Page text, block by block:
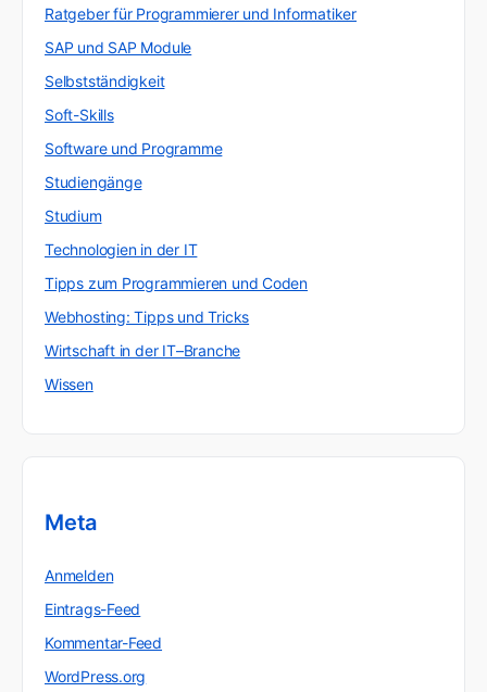
Ratgeber für Programmierer und Informatiker
SAP und SAP Module
Selbstständigkeit
Soft-Skills
Software und Programme
Studiengänge
Studium
Technologien in der IT
Tipps zum Programmieren und Coden
Webhosting: Tipps und Tricks
Wirtschaft in der IT–Branche
Wissen
Meta
Anmelden
Eintrags-Feed
Kommentar-Feed
WordPress.org